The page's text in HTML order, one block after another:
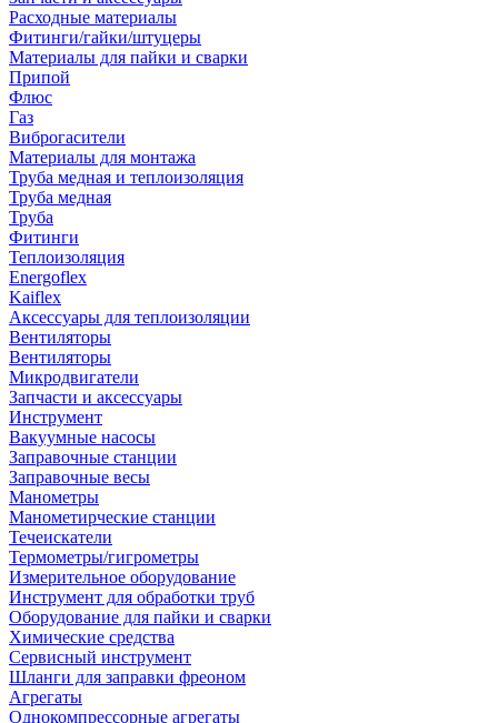
Расходные материалы
Фитинги/гайки/штуцеры
Материалы для пайки и сварки
Припой
Флюс
Газ
Виброгасители
Материалы для монтажа
Труба медная и теплоизоляция
Труба медная
Труба
Фитинги
Теплоизоляция
Energoflex
Kaiflex
Аксессуары для теплоизоляции
Вентиляторы
Вентиляторы
Микродвигатели
Запчасти и аксессуары
Инструмент
Вакуумные насосы
Заправочные станции
Заправочные весы
Манометры
Манометирческие станции
Течеискатели
Термометры/гигрометры
Измерительное оборудование
Инструмент для обработки труб
Оборудование для пайки и сварки
Химические средства
Сервисный инструмент
Шланги для заправки фреоном
Агрегаты
Однокомпрессорные агрегаты